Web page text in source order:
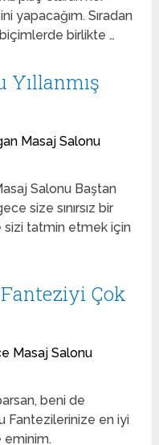
yapacağım. Sıradan
birlikte …
Yıllanmış
Masaj Salonu
Salonu Baştan
size sınırsız bir
tatmin etmek için
Çok
Masaj Salonu
beni de
Fantezilerinize en iyi